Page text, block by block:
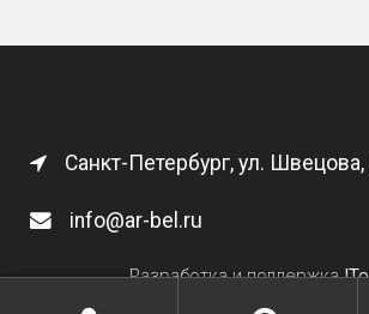
Санкт-Петербург, ул. Швецова,
info@ar-bel.ru
Разработка и поддержка